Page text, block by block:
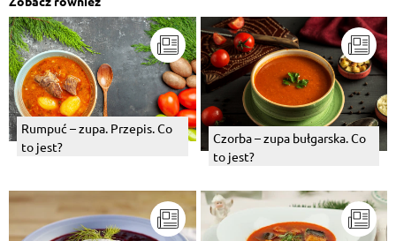
Rumpuć – zupa. Przepis. Co
to jest?
Czorba – zupa bułgarska. Co
to jest?